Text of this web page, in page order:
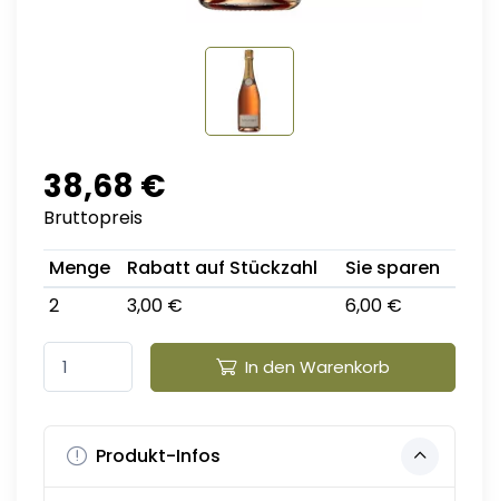
38,68 €
Bruttopreis
Menge
Rabatt auf Stückzahl
Sie sparen
2
3,00 € 6,00 €
In den Warenkorb
Produkt-Infos